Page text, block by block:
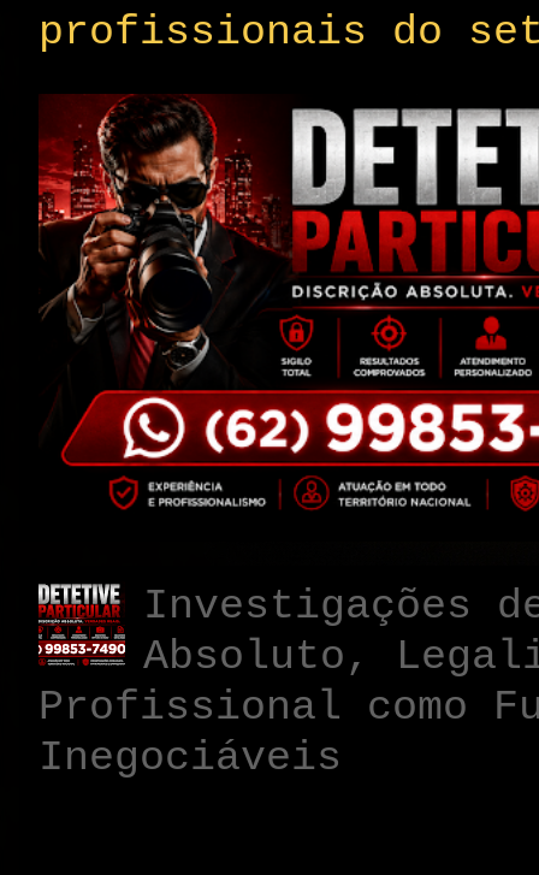
profissionais do
Investigações
Absoluto,
Profissional como
Inegociáveis